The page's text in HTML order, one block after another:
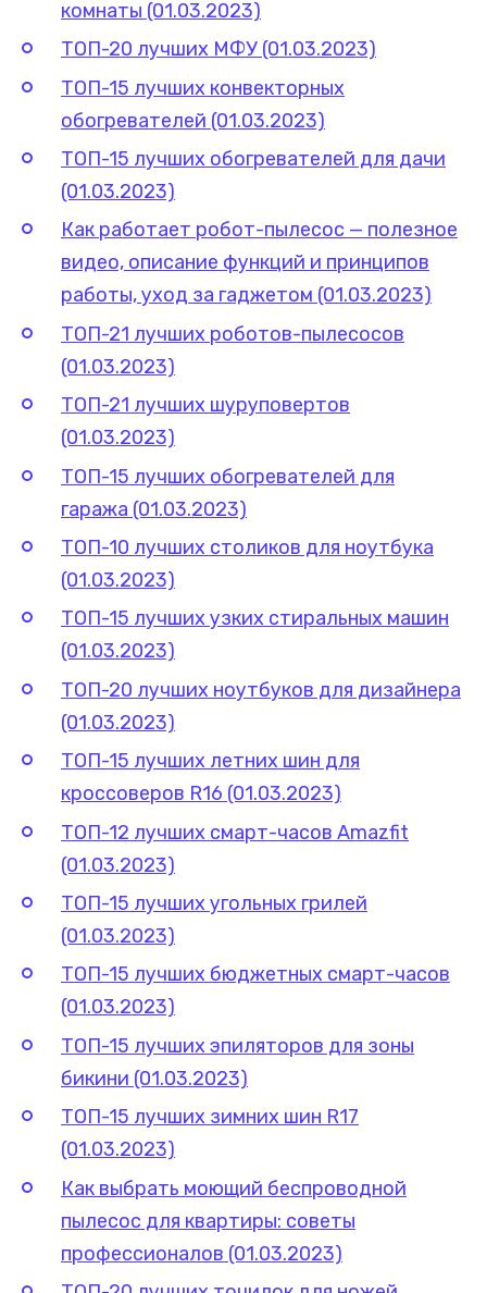
комнаты (01.03.2023)
ТОП-20 лучших МФУ (01.03.2023)
ТОП-15 лучших конвекторных
обогревателей (01.03.2023)
ТОП-15 лучших обогревателей для дачи
(01.03.2023)
Как работает робот-пылесос — полезное
видео, описание функций и принципов
работы, уход за гаджетом (01.03.2023)
ТОП-21 лучших роботов-пылесосов
(01.03.2023)
ТОП-21 лучших шуруповертов
(01.03.2023)
ТОП-15 лучших обогревателей для
гаража (01.03.2023)
ТОП-10 лучших столиков для ноутбука
(01.03.2023)
ТОП-15 лучших узких стиральных машин
(01.03.2023)
ТОП-20 лучших ноутбуков для дизайнера
(01.03.2023)
ТОП-15 лучших летних шин для
кроссоверов R16 (01.03.2023)
ТОП-12 лучших смарт-часов Amazfit
(01.03.2023)
ТОП-15 лучших угольных грилей
(01.03.2023)
ТОП-15 лучших бюджетных смарт-часов
(01.03.2023)
ТОП-15 лучших эпиляторов для зоны
бикини (01.03.2023)
ТОП-15 лучших зимних шин R17
(01.03.2023)
Как выбрать моющий беспроводной
пылесос для квартиры: советы
профессионалов (01.03.2023)